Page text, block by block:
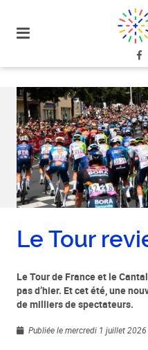
site
menu
aller au
contenu
Le Tour
Le Tour de France et le
pas d’hier. Et cet été, une
de milliers de spectateurs.
Publiée le mercredi 1 juillet 2026